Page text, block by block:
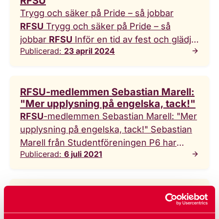
och farligt
Trygg och säker på Pride – så jobbar
RFSU Trygg och säker på Pride – så
jobbar RFSU Inför en tid av fest och glädje
satsarRFSUextra på trygghet och
magen inför att gå i en ... en parad eller
besöka ett seminarium, säger Henrik
Hirseland, säkerhetsansvarig påRFSU.
Inför en tid av fest och glädje satsarRFSU
extra på trygghet och säkerhet. –
Säkerheten under Pride är viktig. Ingen
gå i
Publicerad: 23 april 2024
RFSU-medlemmen Sebastian Marell:
"Mer upplysning på engelska, tack!"
RFSU-medlemmen Sebastian Marell: "Mer
upplysning på engelska, tack!" Sebastian
Marell från Studentföreningen P6 har
förstått att texter – och samtal – på
Sebastian Marell ... föreningen Lunds
Studenter Projekt Sex. Det var också här
Publicerad: 6 juli 2021
jobbar